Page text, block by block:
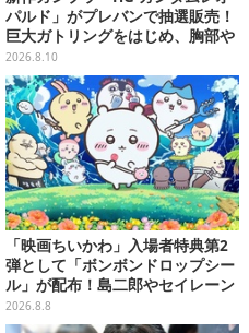
パルド」がプレバンで抽選販売！
巨大ガトリングをはじめ、胸部や
肩にも武装搭載の重火力モビルス
ーツ
2026.8.10
「映画ちいかわ」入場者特典第2
弾として「ボンボンドロップシー
ル」が配布！島二郎やセイレーン
はもちろん、人魚のウロコまで…
2026.8.8